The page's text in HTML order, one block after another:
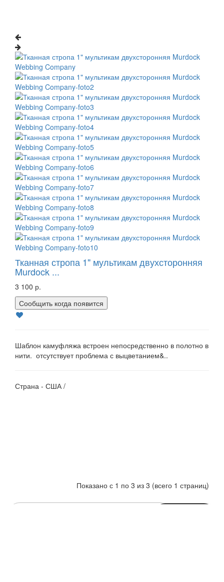
Тканная стропа 1" мультикам двухсторонняя
Murdock ...
3 100 р.
Сообщить когда появится
Шаблон камуфляжа встроен непосредственно в полотно в
нити. отсутствует проблема с выцветанием&..
Страна - США /
Показано с 1 по 3 из 3 (всего 1 страниц)